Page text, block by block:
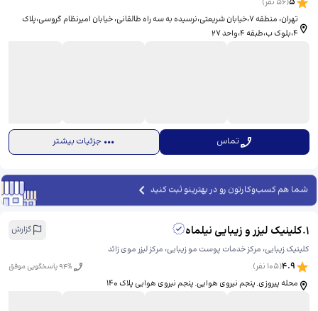
(
56 نفر)
تهران، منطقه ۷،خیابان شریعتی،نرسیده به سه راه طالقانی، خیابان امیرنظام گروسی،پلاک
۴،بلوک ب،طبقه ۴،واحد ۲۷
تماس جزئیات بیشتر
شما هم کسب‌وکارتون رو در بهترینو ثبت کنید
1
.کلینیک لیزر و زیبایی نیلماه
گزارش
کلینیک زیبایی، مرکز خدمات پوست مو زیبایی، مرکز لیزر موی زائد
4.9
(
105 نفر) 94% پاسخگویی موفق
محله پیروزی, پنجم نیروی هوایی, پنجم نیروی هوایی پلاک 140